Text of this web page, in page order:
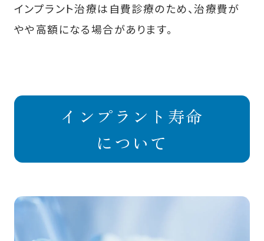
インプラント治療は自費診療のため、治療費が
やや高額になる場合があります。
インプラント寿命
について